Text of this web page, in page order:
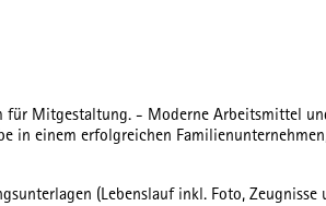
Mitgestaltung. - Moderne Arbeitsmittel
in einem erfolgreichen
(Lebenslauf inkl. Foto,